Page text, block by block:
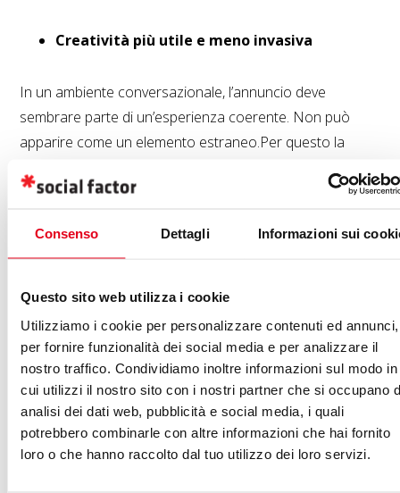
Consenso Dettagli Informazioni sui
Questo sito web utilizza i cookie
Utilizziamo i cookie per personalizzare contenuti ed annunci,
per fornire funzionalità dei social media e per analizzare il
nostro traffico. Condividiamo inoltre informazioni sul modo in
cui utilizzi il nostro sito con i nostri partner che si occupano
analisi dei dati web, pubblicità e social media, i quali
potrebbero combinarle con altre informazioni che hai fornito
loro o che hanno raccolto dal tuo utilizzo dei loro servizi.
Creatività più utile e meno invasiva
In un ambiente conversazionale, l’annuncio deve
sembrare parte di un’esperienza coerente. Non può
apparire come un elemento estraneo.Per questo la
più utile, più contestuale e meno aggressiva.
Nuove metriche per misurare l’OpenAI
Chi lavora con l’OpenAI advertisingdovrà
probabilmente affiancare ai KPI classici nuove metriche.
Non solo CTR e CPC, ma anche segnali legati a:
engagement qualitativo
conversion assistita